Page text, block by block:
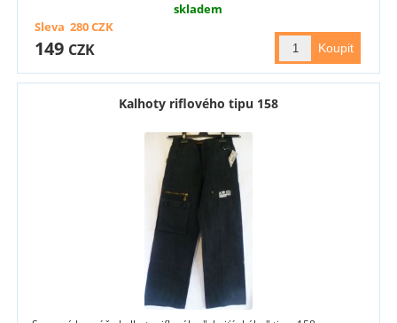
skladem
149 CZK
Sleva 280CZK
Kalhoty riflového tipu 158